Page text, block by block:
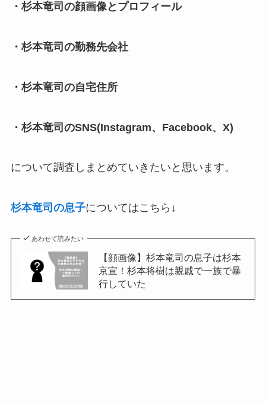
・杉本竜司の顔画像とプロフィール
・杉本竜司の勤務先会社
・杉本竜司の自宅住所
・杉本竜司のSNS(Instagram、Facebook、X)
について調査しまとめていきたいと思います。
杉本竜司の息子についてはこちら↓
あわせて読みたい
【顔画像】杉本竜司の息子は杉本
京宣！杉本将樹は親戚で一族で暴
行していた